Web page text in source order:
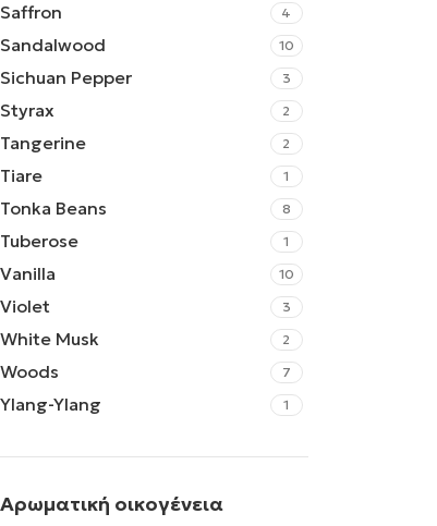
Saffron 4
Sandalwood 10
Sichuan Pepper 3
Styrax 2
Tangerine 2
Tiare 1
Tonka Beans 8
Tuberose 1
Vanilla 10
Violet 3
White Musk 2
Woods 7
Ylang-Ylang 1
Αρωματική οικογένεια